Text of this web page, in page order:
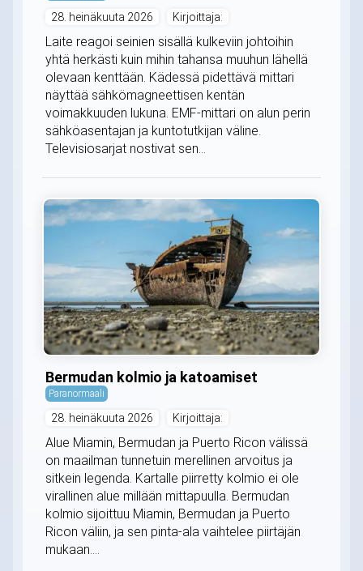
28. heinäkuuta 2026 Kirjoittaja:
Laite reagoi seinien sisällä kulkeviin johtoihin
yhtä herkästi kuin mihin tahansa muuhun lähellä
olevaan kenttään. Kädessä pidettävä mittari
näyttää sähkömagneettisen kentän
voimakkuuden lukuna. EMF-mittari on alun perin
sähköasentajan ja kuntotutkijan väline.
Televisiosarjat nostivat sen...
Bermudan kolmio ja katoamiset
Paranormaali
28. heinäkuuta 2026 Kirjoittaja:
Alue Miamin, Bermudan ja Puerto Ricon välissä
on maailman tunnetuin merellinen arvoitus ja
sitkein legenda. Kartalle piirretty kolmio ei ole
virallinen alue millään mittapuulla. Bermudan
kolmio sijoittuu Miamin, Bermudan ja Puerto
Ricon väliin, ja sen pinta-ala vaihtelee piirtäjän
mukaan....